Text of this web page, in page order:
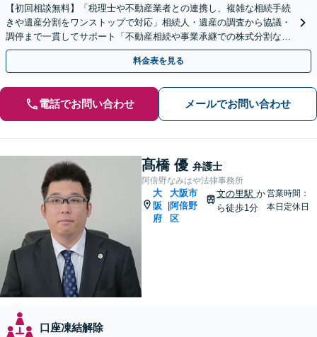
【初回相談無料】「税理士や不動産業者との連携し、複雑な相続手続
きや遺産分割をワンストップで対応」相続人・遺産の調査から協議・
調停まで一貫してサポート「不動産相続や事業承継での株式分割など
豊富な経験」【完全個室対応】【休日・夜間相談可】
料金表を見る
電話でお問い合わせ メールでお問い合わせ
髙橋 優 弁護士
阿倍野なみはや法律事務所
大
阪
府
大阪市
阿倍野
区
文の里駅か
ら徒歩1分
営業時間：
本日定休日
口座凍結解除